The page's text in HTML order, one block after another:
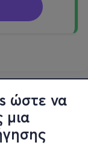
ώστε να
μια